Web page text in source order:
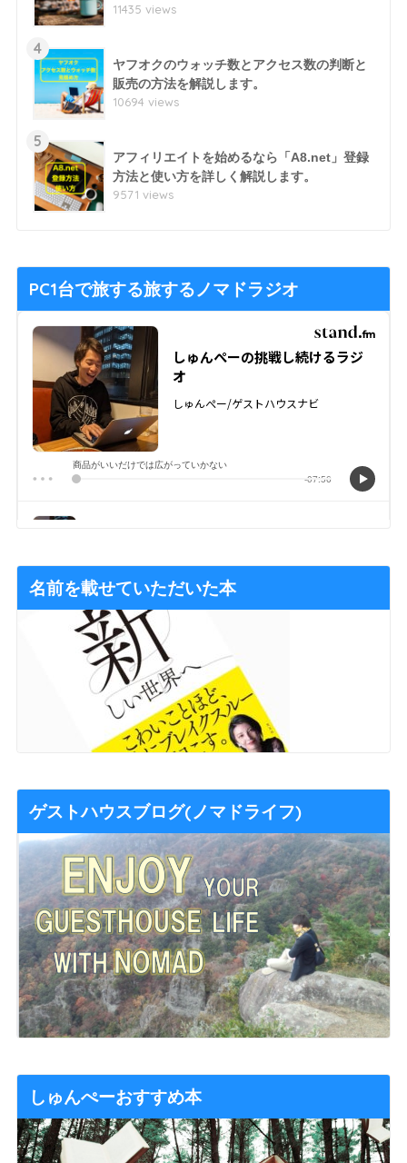
11435 views
4
ヤフオクのウォッチ数とアクセス数の判断と
販売の方法を解説します。
10694 views
5
アフィリエイトを始めるなら「A8.net」登録
方法と使い方を詳しく解説します。
9571 views
PC1台で旅する旅するノマドラジオ
名前を載せていただいた本
ゲストハウスブログ(ノマドライフ)
しゅんぺーおすすめ本